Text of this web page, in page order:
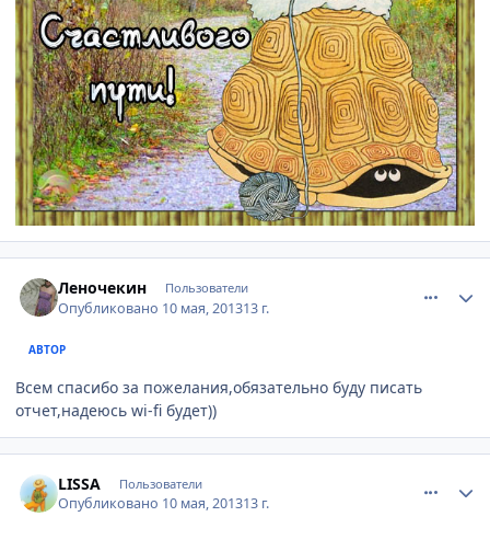
Леночекин Пользователи
Опубликовано 10 мая, 201313 г.
АВТОР
Всем спасибо за пожелания,обязательно буду писать
отчет,надеюсь wi-fi будет))
LISSA Пользователи
Опубликовано 10 мая, 201313 г.